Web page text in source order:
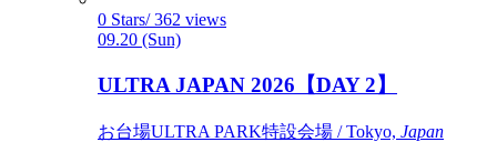
0 Stars/ 362 views
09.20 (Sun)
ULTRA JAPAN 2026【DAY 2】
お台場ULTRA PARK特設会場 / Tokyo, Japan